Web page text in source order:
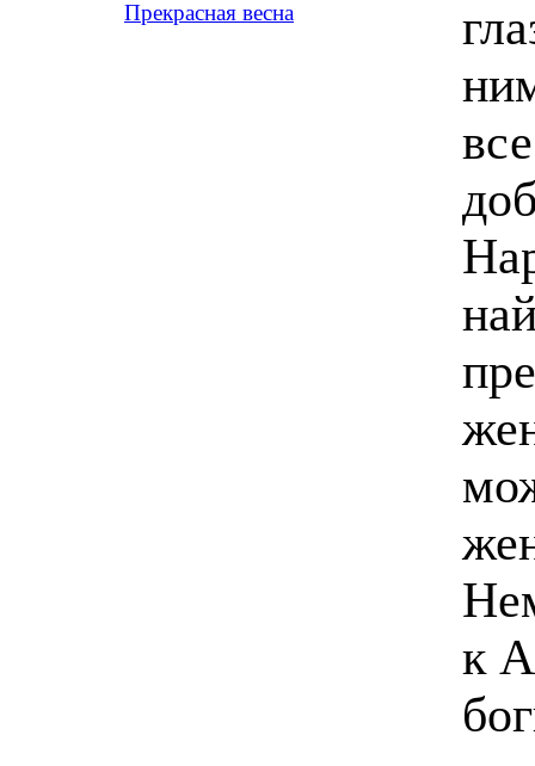
Прекрасная весна
к